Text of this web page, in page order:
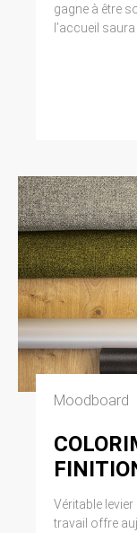
gagne à être
l’accueil
Moodboard
Véritable levier
travail offre